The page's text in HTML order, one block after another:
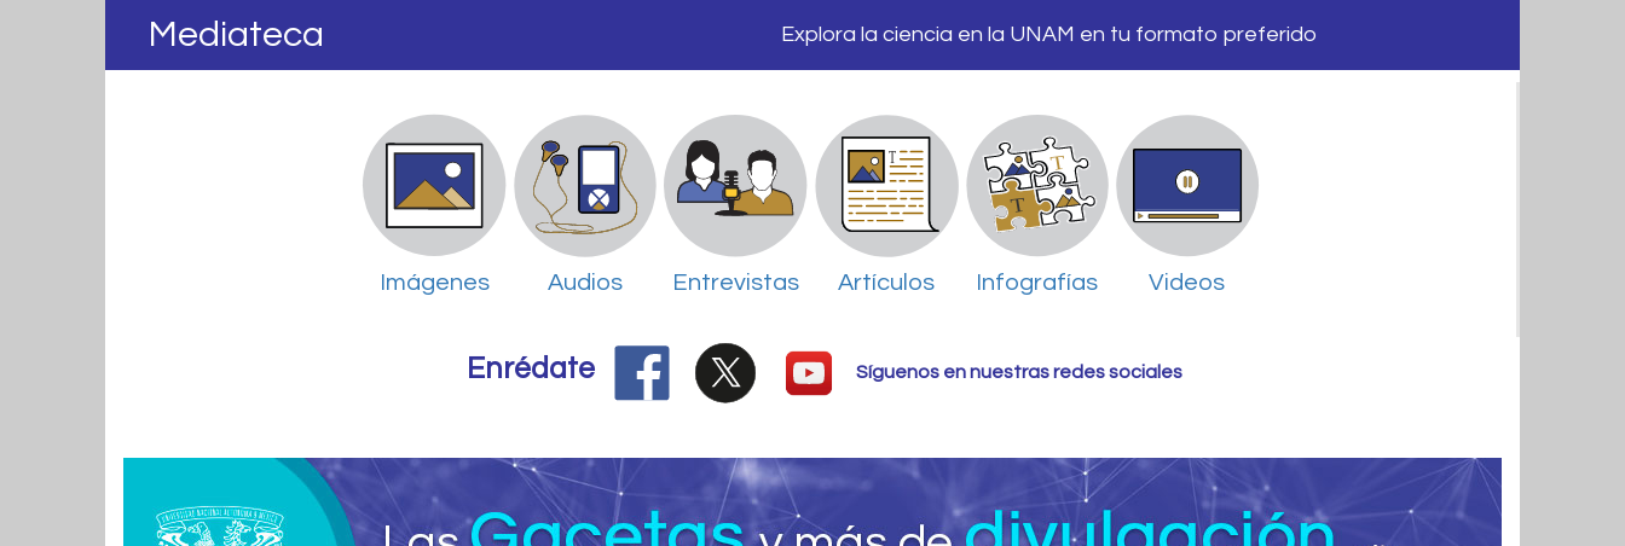
Mediateca Explora la ciencia en la UNAM en tu formato preferido
Imágenes Audios Entrevistas Artículos Infografías Videos
Enrédate Síguenos en nuestras redes sociales